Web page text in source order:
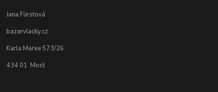
Jana Fürstová
bazarvlacky.cz
Karla Marxe 573/26
434 01 Most